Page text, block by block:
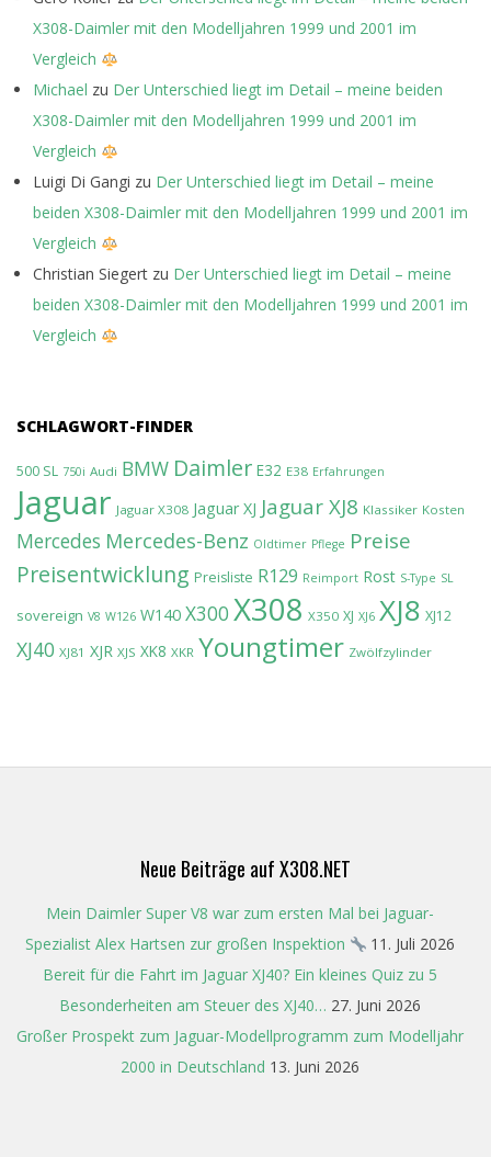
X308-Daimler mit den Modelljahren 1999 und 2001 im
Vergleich
Michael zu Der Unterschied liegt im Detail – meine beiden
X308-Daimler mit den Modelljahren 1999 und 2001 im
Vergleich
Luigi Di Gangi zu Der Unterschied liegt im Detail – meine
beiden X308-Daimler mit den Modelljahren 1999 und 2001 im
Vergleich
Christian Siegert zu Der Unterschied liegt im Detail – meine
beiden X308-Daimler mit den Modelljahren 1999 und 2001 im
Vergleich
SCHLAGWORT-FINDER
500 SL 750i Audi BMW Daimler E32 E38 Erfahrungen
Jaguar Jaguar X308 Jaguar XJ Jaguar XJ8 Klassiker Kosten
Mercedes Mercedes-Benz Oldtimer Pflege Preise
Preisentwicklung Preisliste R129 Reimport Rost S-Type SL
sovereign V8 W126 W140 X300 X308 X350 XJ XJ6 XJ8 XJ12
XJ40 XJ81 XJR XJS XK8 XKR Youngtimer Zwölfzylinder
Neue Beiträge auf X308.NET
Mein Daimler Super V8 war zum ersten Mal bei Jaguar-
Spezialist Alex Hartsen zur großen Inspektion
11. Juli 2026
Bereit für die Fahrt im Jaguar XJ40? Ein kleines Quiz zu 5
Besonderheiten am Steuer des XJ40… 27. Juni 2026
Großer Prospekt zum Jaguar-Modellprogramm zum Modelljahr
2000 in Deutschland 13. Juni 2026